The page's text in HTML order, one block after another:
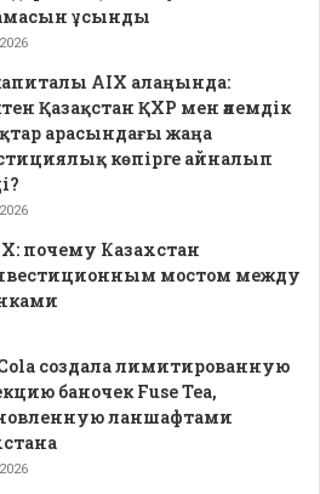
ұсынды
AIX алаңында:
Қазақстан ҚХР мен әлемдік
арасындағы жаңа
көпірге айналып
почему Казахстан
мостом между
создала лимитированную
баночек Fuse Tea,
ланшафтами